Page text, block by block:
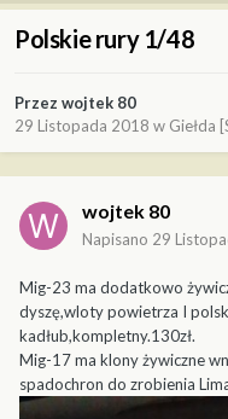
Polskie rury 1/48
Przez wojtek 80
29 Listopada 2018 w Giełda
wojtek 80
Napisano 29
Mig-23 ma dodatkowo
dyszę,wloty powietrza I
kadłub,kompletny.130zł.
Mig-17 ma klony żywiczne
spadochron do zrobienia